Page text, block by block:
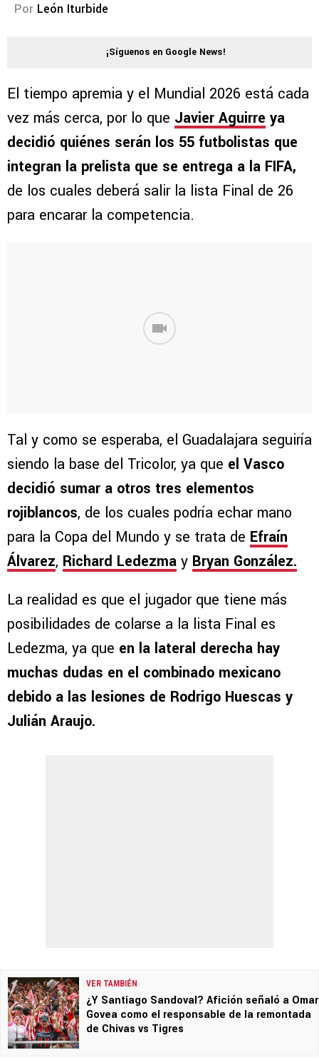
Por León Iturbide
¡Síguenos en Google News!
El tiempo apremia y el Mundial 2026 está cada
vez más cerca, por lo que Javier Aguirre ya
decidió quiénes serán los 55 futbolistas que
integran la prelista que se entrega a la FIFA,
de los cuales deberá salir la lista Final de 26
para encarar la competencia.
Tal y como se esperaba, el Guadalajara seguiría
siendo la base del Tricolor, ya que el Vasco
decidió sumar a otros tres elementos
rojiblancos, de los cuales podría echar mano
para la Copa del Mundo y se trata de Efraín
Álvarez, Richard Ledezma y Bryan González.
La realidad es que el jugador que tiene más
posibilidades de colarse a la lista Final es
Ledezma, ya que en la lateral derecha hay
muchas dudas en el combinado mexicano
debido a las lesiones de Rodrigo Huescas y
Julián Araujo.
VER TAMBIÉN
¿Y Santiago Sandoval? Afición señaló a Omar
Govea como el responsable de la remontada
de Chivas vs Tigres